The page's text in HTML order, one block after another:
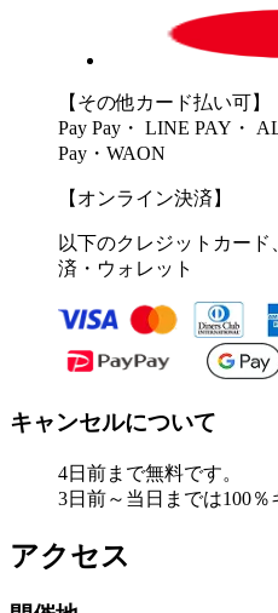
【その他カード払い可】
Pay Pay・ LINE PAY・
Pay・WAON
【オンライン決済】
以下のクレジットカー
済・ウォレット
キャンセルについて
4日前まで無料です。
3日前～当日までは100％
アクセス